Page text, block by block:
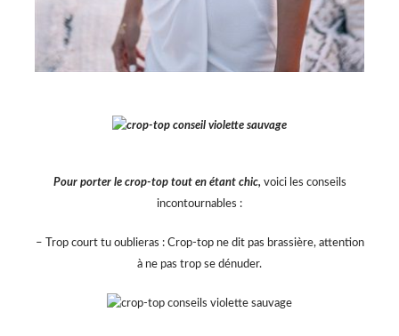
Pour porter le crop-top tout en étant chic, voici les conseils
incontournables :
– Trop court tu oublieras : Crop-top ne dit pas brassière, attention
à ne pas trop se dénuder.